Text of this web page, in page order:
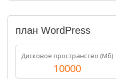
план WordPress
Дисковое пространство (Мб)
10000